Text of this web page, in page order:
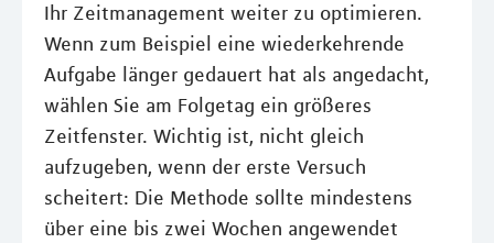
Ihr Zeitmanagement weiter zu optimieren.
Wenn zum Beispiel eine wiederkehrende
Aufgabe länger gedauert hat als angedacht,
wählen Sie am Folgetag ein größeres
Zeitfenster. Wichtig ist, nicht gleich
aufzugeben, wenn der erste Versuch
scheitert: Die Methode sollte mindestens
über eine bis zwei Wochen angewendet